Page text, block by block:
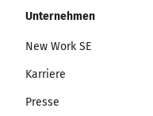
Unternehmen
New Work SE
Karriere
Presse